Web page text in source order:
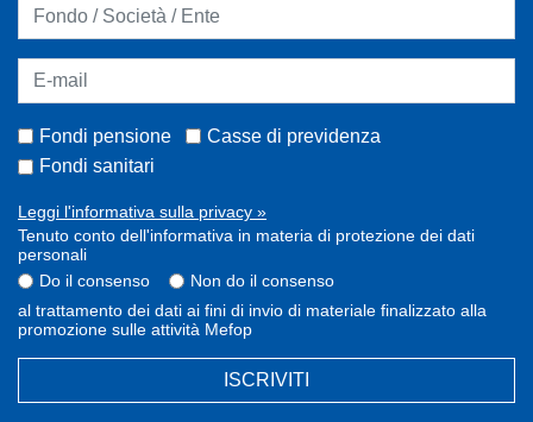
Fondi pensione
Casse di previdenza
Fondi sanitari
Leggi l'informativa sulla privacy »
Tenuto conto dell'informativa in materia di protezione dei dati
personali
Do il consenso
Non do il consenso
al trattamento dei dati ai fini di invio di materiale finalizzato alla
promozione sulle attività Mefop
ISCRIVITI